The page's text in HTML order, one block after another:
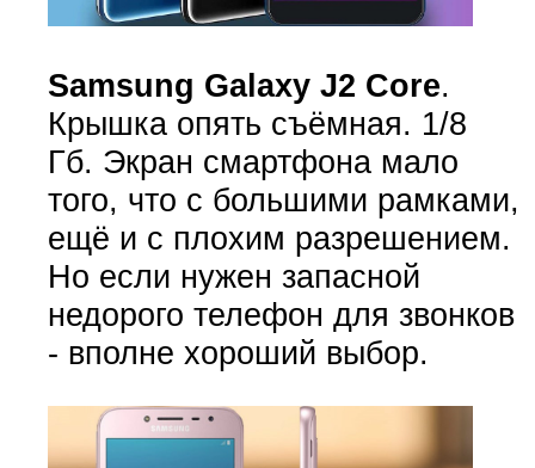
Samsung Galaxy J2 Core.
Крышка опять съёмная. 1/8
Гб. Экран смартфона мало
того, что с большими рамками,
ещё и с плохим разрешением.
Но если нужен запасной
недорого телефон для звонков
- вполне хороший выбор.